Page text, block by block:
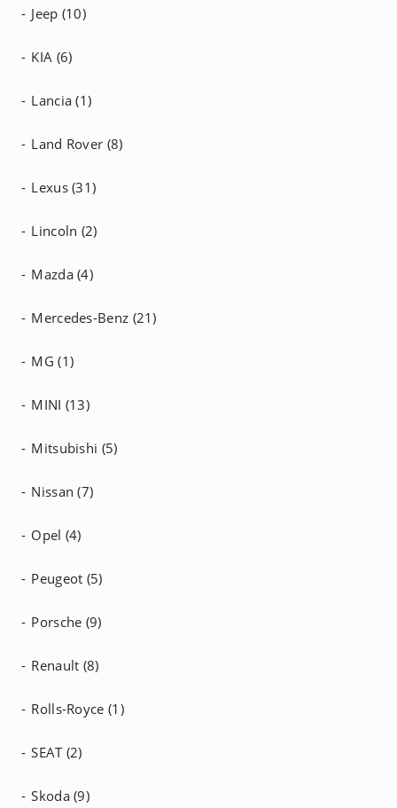
Jeep (10)
KIA (6)
Lancia (1)
Land Rover (8)
Lexus (31)
Lincoln (2)
Mazda (4)
Mercedes-Benz (21)
MG (1)
MINI (13)
Mitsubishi (5)
Nissan (7)
Opel (4)
Peugeot (5)
Porsche (9)
Renault (8)
Rolls-Royce (1)
SEAT (2)
Skoda (9)